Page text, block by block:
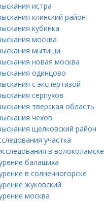
истра
клинский район
кубинка
москва
мытищи
новая москва
одинцово
с экспертизой
серпухов
тверская область
чехов
щелковский район
участка
в волоколамске
балашиха
в солнечногорске
жуковский
москва